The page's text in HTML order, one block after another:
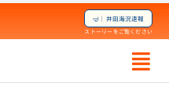
🤿｜井田海況速報
ストーリーをご覧ください